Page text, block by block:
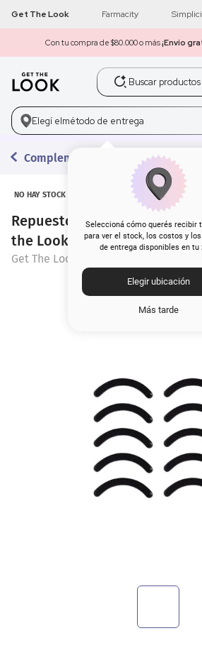
Get The Look Farmacity
Con tu compra de $80.000 o más¡Envío
Buscar productos
Elegí elmétodo de entrega
Seleccioná cómo querés recibir
para ver el stock, los costos y
de entrega disponibles en tu
Elegir ubicación
Más tarde
Complementos para el Rostro
NO HAY STOCK
Repuesto para Arqueador de
the Look x 5 un
Get The Look
1 get the look
2 máscara pestañas
3.
5. corrector
rubor